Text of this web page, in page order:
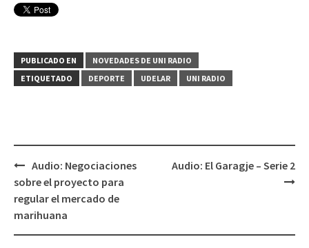
PUBLICADO EN
NOVEDADES DE UNI RADIO
ETIQUETADO
DEPORTE UDELAR UNI RADIO
Navegación
de
entradas
Audio: Negociaciones
sobre el proyecto para
regular el mercado de
marihuana
Audio: El Garagje – Serie 2